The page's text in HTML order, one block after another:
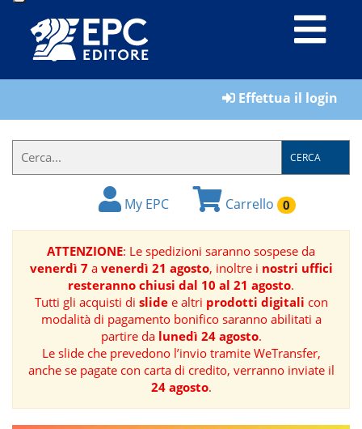
LIBRI
IL
FORMATORE
BOOK
RIVISTE
MANUALISTICA
SOFTWARE
Effettua il login
CERCA
My EPC Carrello 0
ATTENZIONE: Le spedizioni saranno sospese da
venerdì 7a venerdì 21 agosto, inoltre i nostri uffici
resteranno chiusi dal 10 al 21 agosto.
Tutti gli acquisti di slidee altri prodotti digitali con
modalità di pagamento bonifico saranno abilitati a
partire da lunedì 24 agosto.
Le slide che prevedono l’invio tramite WeTransfer,
anche se pagate con carta di credito, verranno inviate il
24 agosto.